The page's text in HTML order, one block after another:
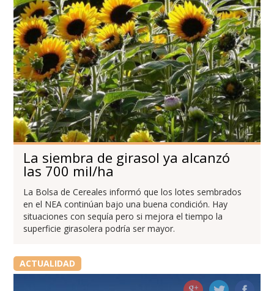
La siembra de girasol ya alcanzó
las 700 mil/ha
La Bolsa de Cereales informó que los lotes sembrados
en el NEA continúan bajo una buena condición. Hay
situaciones con sequía pero si mejora el tiempo la
superficie girasolera podría ser mayor.
ACTUALIDAD